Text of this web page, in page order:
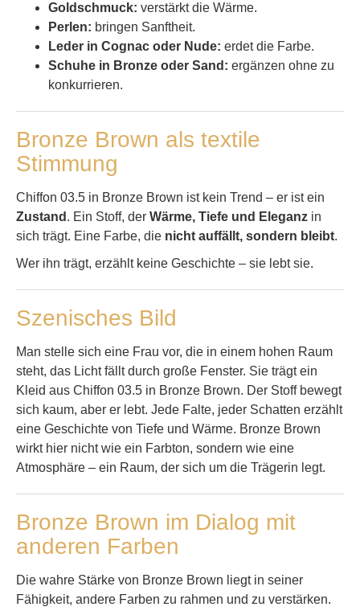
Goldschmuck: verstärkt die Wärme.
Perlen: bringen Sanftheit.
Leder in Cognac oder Nude: erdet die Farbe.
Schuhe in Bronze oder Sand: ergänzen ohne zu
konkurrieren.
Bronze Brown als textile
Stimmung
Chiffon 03.5 in Bronze Brown ist kein Trend – er ist ein
Zustand . Ein Stoff, der Wärme, Tiefe und Eleganz in
sich trägt. Eine Farbe, die nicht auffällt, sondern bleibt.
Wer ihn trägt, erzählt keine Geschichte – sie lebt sie.
Szenisches Bild
Man stelle sich eine Frau vor, die in einem hohen Raum
steht, das Licht fällt durch große Fenster. Sie trägt ein
Kleid aus Chiffon 03.5 in Bronze Brown. Der Stoff bewegt
sich kaum, aber er lebt. Jede Falte, jeder Schatten erzählt
eine Geschichte von Tiefe und Wärme. Bronze Brown
wirkt hier nicht wie ein Farbton, sondern wie eine
Atmosphäre – ein Raum, der sich um die Trägerin legt.
Bronze Brown im Dialog mit
anderen Farben
Die wahre Stärke von Bronze Brown liegt in seiner
Fähigkeit, andere Farben zu rahmen und zu verstärken.